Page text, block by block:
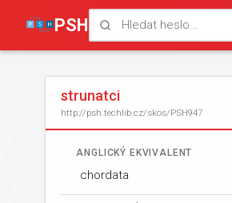
PSH
strunatci
http://psh.techlib.cz/skos/PSH947
ANGLICKÝ EKVIVALENT
chordata